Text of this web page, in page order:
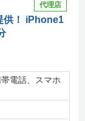
代理店
供！ iPhone1
電話、スマホ